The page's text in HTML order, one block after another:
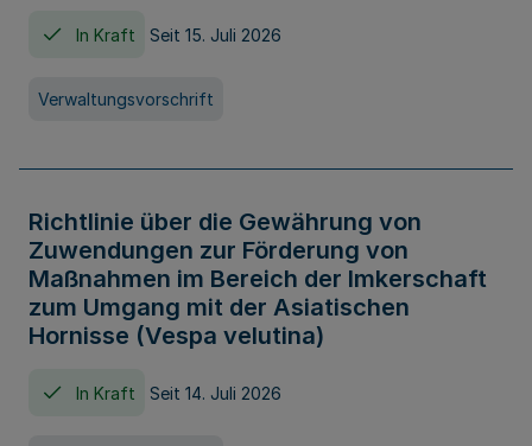
In Kraft Seit 15. Juli 2026
Verwaltungsvorschrift
Richtlinie über die Gewährung von
Zuwendungen zur Förderung von
Maßnahmen im Bereich der Imkerschaft
zum Umgang mit der Asiatischen
Hornisse (Vespa velutina)
In Kraft Seit 14. Juli 2026